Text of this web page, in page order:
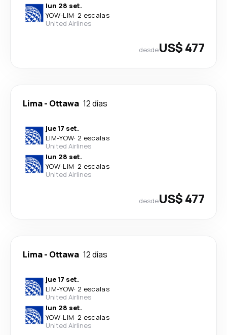
lun 28 set.
YOW-LIM· 2 escalas
United Airlines
desdeUS$ 477
Lima- Ottawa 12 días
jue 17 set.
LIM-YOW· 2 escalas
United Airlines
lun 28 set.
YOW-LIM· 2 escalas
United Airlines
desdeUS$ 477
Lima- Ottawa 12 días
jue 17 set.
LIM-YOW· 2 escalas
United Airlines
lun 28 set.
YOW-LIM· 2 escalas
United Airlines